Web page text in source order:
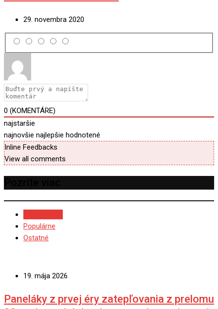
29. novembra 2020
0 (KOMENTÁRE)
najstaršie
najnovšie najlepšie hodnotené
Inline Feedbacks
View all comments
Populárne
Ostatné
19. mája 2026
Paneláky z prvej éry zatepľovania z prelomu